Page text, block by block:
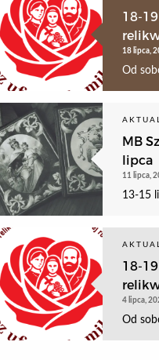
18-
18 lipca,
Od
MB
lipca
11 lipca,
13-15
18-
4 lipca,
Od